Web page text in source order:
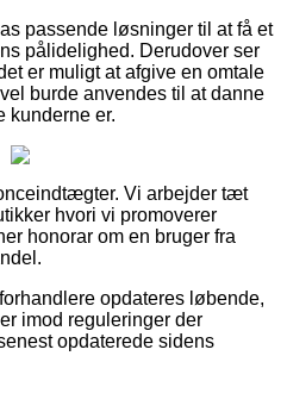
passende løsninger til at få et
pålidelighed. Derudover ser
er muligt at afgive en omtale
burde anvendes til at danne
kunderne er.
Vi arbejder tæt
hvori vi promoverer
honorar om en bruger fra
opdateres løbende,
imod reguleringer der
opdaterede sidens